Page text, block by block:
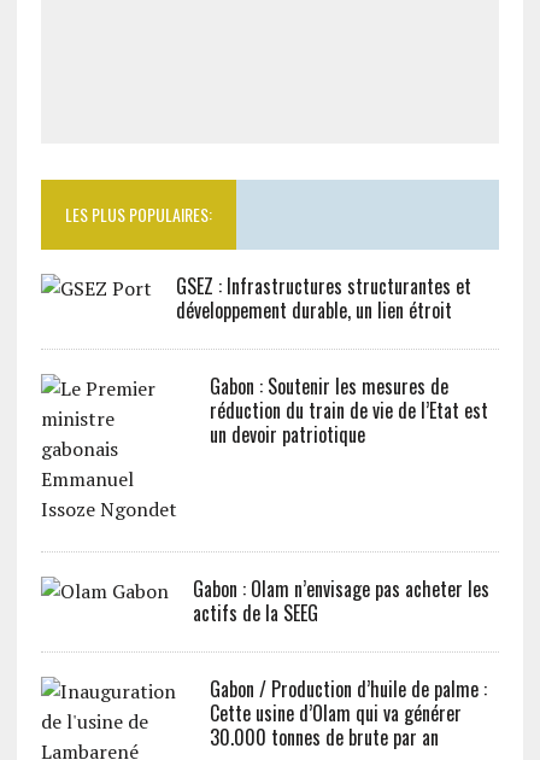
LES PLUS POPULAIRES:
GSEZ : Infrastructures structurantes et
développement durable, un lien étroit
Gabon : Soutenir les mesures de
réduction du train de vie de l’Etat est
un devoir patriotique
Gabon : Olam n’envisage pas acheter les
actifs de la SEEG
Gabon / Production d’huile de palme :
Cette usine d’Olam qui va générer
30.000 tonnes de brute par an